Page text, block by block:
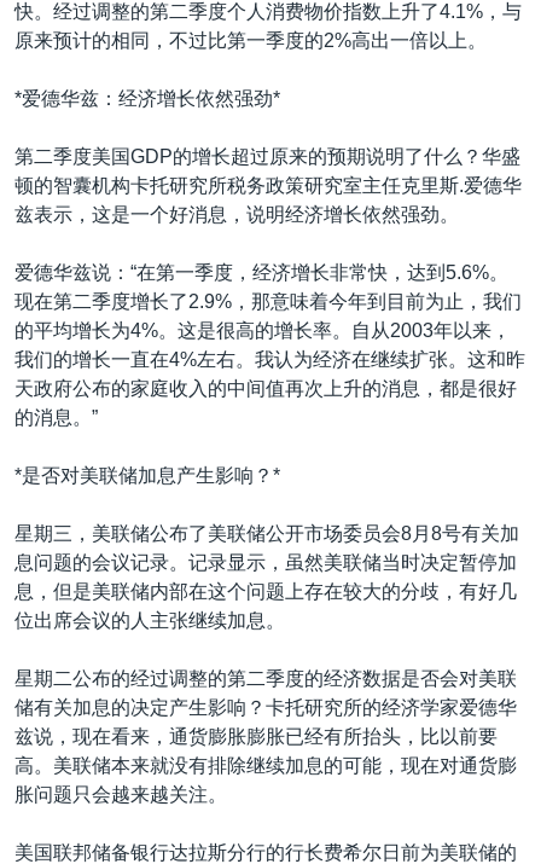
快。经过调整的第二季度个人消费物价指数上升了4.1%，与
原来预计的相同，不过比第一季度的2%高出一倍以上。
*爱德华兹：经济增长依然强劲*
第二季度美国GDP的增长超过原来的预期说明了什么？华盛
顿的智囊机构卡托研究所税务政策研究室主任克里斯.爱德华
兹表示，这是一个好消息，说明经济增长依然强劲。
爱德华兹说：“在第一季度，经济增长非常快，达到5.6%。
现在第二季度增长了2.9%，那意味着今年到目前为止，我们
的平均增长为4%。这是很高的增长率。自从2003年以来，
我们的增长一直在4%左右。我认为经济在继续扩张。这和昨
天政府公布的家庭收入的中间值再次上升的消息，都是很好
的消息。”
*是否对美联储加息产生影响？*
星期三，美联储公布了美联储公开市场委员会8月8号有关加
息问题的会议记录。记录显示，虽然美联储当时决定暂停加
息，但是美联储内部在这个问题上存在较大的分歧，有好几
位出席会议的人主张继续加息。
星期二公布的经过调整的第二季度的经济数据是否会对美联
储有关加息的决定产生影响？卡托研究所的经济学家爱德华
兹说，现在看来，通货膨胀膨胀已经有所抬头，比以前要
高。美联储本来就没有排除继续加息的可能，现在对通货膨
胀问题只会越来越关注。
美国联邦储备银行达拉斯分行的行长费希尔日前为美联储的